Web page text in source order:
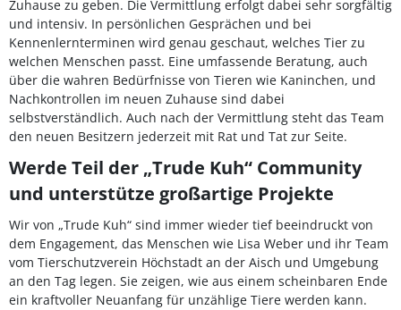
Zuhause zu geben. Die Vermittlung erfolgt dabei sehr sorgfältig
und intensiv. In persönlichen Gesprächen und bei
Kennenlernterminen wird genau geschaut, welches Tier zu
welchen Menschen passt. Eine umfassende Beratung, auch
über die wahren Bedürfnisse von Tieren wie Kaninchen, und
Nachkontrollen im neuen Zuhause sind dabei
selbstverständlich. Auch nach der Vermittlung steht das Team
den neuen Besitzern jederzeit mit Rat und Tat zur Seite.
Werde Teil der „Trude Kuh“ Community
und unterstütze großartige Projekte
Wir von „Trude Kuh“ sind immer wieder tief beeindruckt von
dem Engagement, das Menschen wie Lisa Weber und ihr Team
vom Tierschutzverein Höchstadt an der Aisch und Umgebung
an den Tag legen. Sie zeigen, wie aus einem scheinbaren Ende
ein kraftvoller Neuanfang für unzählige Tiere werden kann.